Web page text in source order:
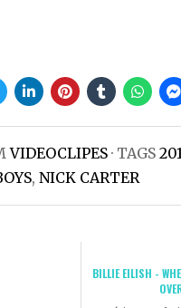
VIDEOCLIPES · TAGS
, NICK CARTER
BILLIE EILISH -